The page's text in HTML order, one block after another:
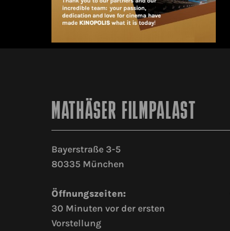
MATHÄSER FILMPALAST
Bayerstraße 3-5
80335 München
Öffnungszeiten:
30 Minuten vor der ersten
Vorstellung